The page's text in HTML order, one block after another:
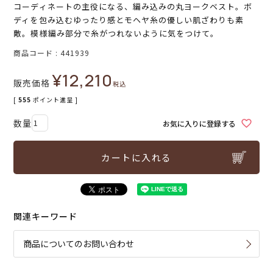
コーディネートの主役になる、編み込みの丸ヨークベスト。ボ
ディを包み込むゆったり感とモヘヤ糸の優しい肌ざわりも素
敵。模様編み部分で糸がつれないように気をつけて。
商品コード 441939
販売価格 ¥12,210税込
[ 555 ポイント進呈 ]
お気に入りに登録する
カートに入れる
関連キーワード
商品についてのお問い合わせ